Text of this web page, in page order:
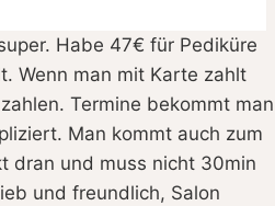
Habe 47€ für Pediküre
Wenn man mit Karte zahlt
Termine bekommt man
Man kommt auch zum
dran und muss nicht 30min
und freundlich, Salon